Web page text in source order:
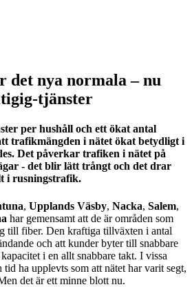
det nya normala – nu
tjänster
per hushåll och ett ökat antal
trafikmängden i nätet ökat betydligt i
Det påverkar trafiken i nätet på
- det blir lätt trångt och det drar
i rusningstrafik.
, Upplands Väsby, Nacka, Salem,
har gemensamt att de är områden som
till fiber. Den kraftiga tillväxten i antal
och att kunder byter till snabbare
i en allt snabbare takt. I vissa
tid ha upplevts som att nätet har varit segt,
det är ett minne blott nu.